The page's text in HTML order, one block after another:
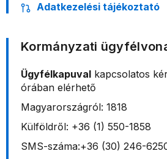
Adatkezelési tájékoztató
Kormányzati
Ügyfélkapuval kapcsolatos
órában elérhető
Magyarországról: 1818
Külföldről: +36 (1) 550-1858
SMS-száma:+36 (30) 246-